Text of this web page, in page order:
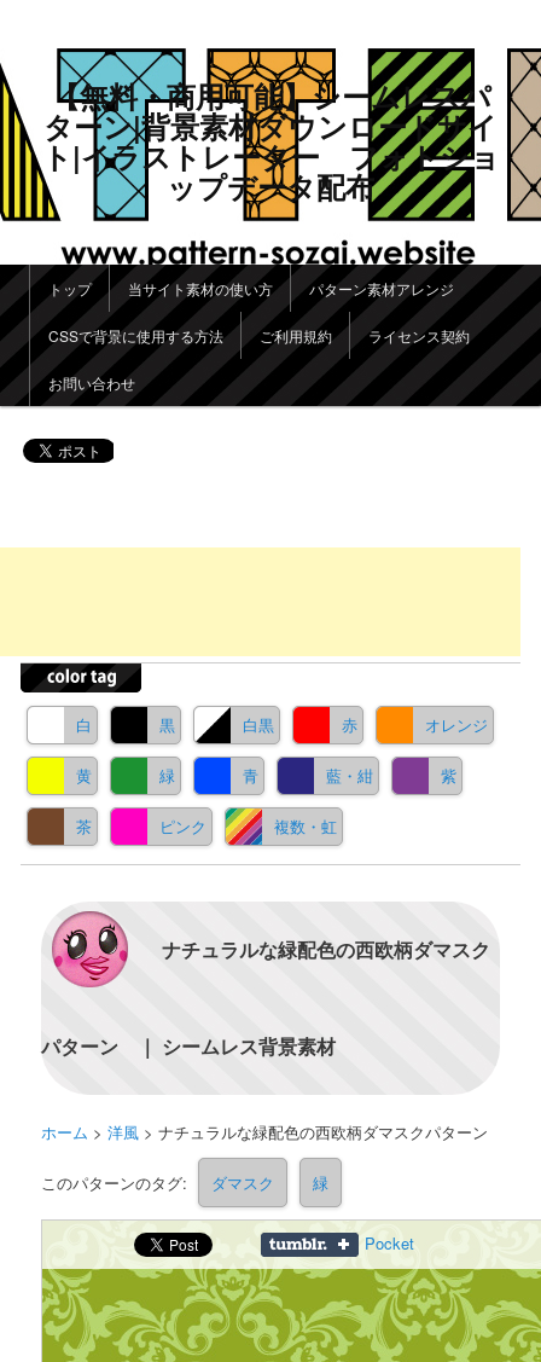
【無料・商用可能】シームレスパ
ターン|背景素材ダウンロードサイ
ト|イラストレーター フォトショ
ップデータ配布
メインメニュー
メインコンテンツへ移動
サブコンテンツへ移動
トップ 当サイト素材の使い方 パターン素材アレンジ
CSSで背景に使用する方法 ご利用規約 ライセンス契約
お問い合わせ
白 黒 白黒 赤 オレンジ
黄 緑 青 藍・紺 紫
茶 ピンク 複数・虹
ナチュラルな緑配色の西欧柄ダマスク
パターン ｜ シームレス背景素材
ホーム >洋風 >ナチュラルな緑配色の西欧柄ダマスクパターン
このパターンのタグ: ダマスク 緑
Pocket